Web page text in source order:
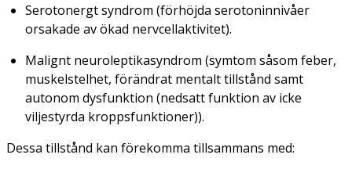
Serotonergt syndrom (förhöjda serotoninnivåer
orsakade av ökad nervcellaktivitet).
Malignt neuroleptikasyndrom (symtom såsom feber,
muskelstelhet, förändrat mentalt tillstånd samt
autonom dysfunktion (nedsatt funktion av icke
viljestyrda kroppsfunktioner)).
Dessa tillstånd kan förekomma tillsammans med: